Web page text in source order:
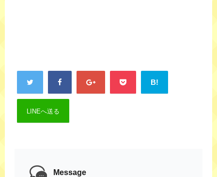
B!
LINEへ送る
Message